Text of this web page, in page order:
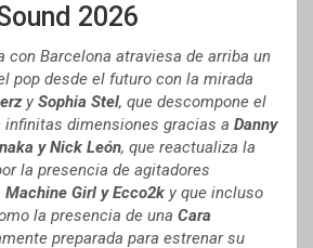
2026
con Barcelona atraviesa de arriba un
pop desde el futuro con la mirada
y Sophia Stel, que descompone el
dimensiones gracias a Danny
y Nick León, que reactualiza la
la presencia de agitadores
Girl y Ecco2k y que incluso
la presencia de una Cara
preparada para estrenar su